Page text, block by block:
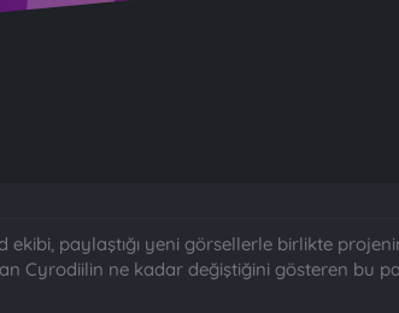
paylaştığı yeni görsellerle birlikte
Cyrodiilin ne kadar değiştiğini gösteren bu